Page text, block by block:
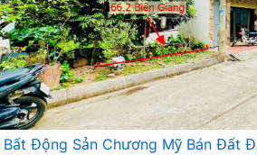
Bất Động Sản Chương Mỹ Bán Đất